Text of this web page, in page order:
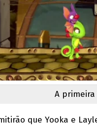
A
que Yooka e